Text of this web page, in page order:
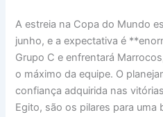
A estreia na Copa do Mundo
junho, e a expectativa é
Grupo C e enfrentará
o máximo da equipe. O
confiança adquirida nas
Egito, são os pilares para uma